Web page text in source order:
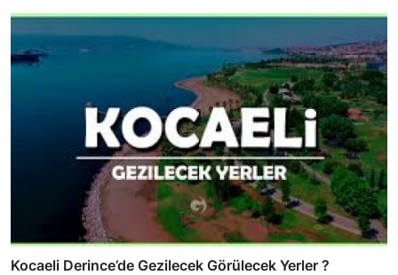
Kocaeli Derince’de Gezilecek Görülecek Yerler ?